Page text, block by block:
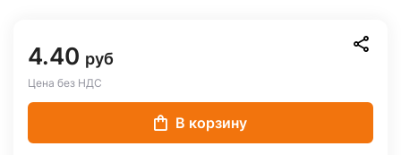
4.40 руб
Цена без НДС
В корзину